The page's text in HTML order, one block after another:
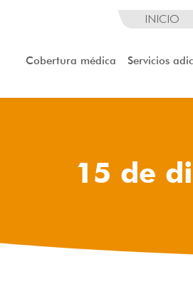
INICIO
Cobertura médica Servicios
15 de